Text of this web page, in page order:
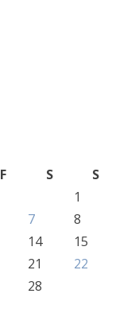
F S
S
1
7
8
14
15
21
22
28